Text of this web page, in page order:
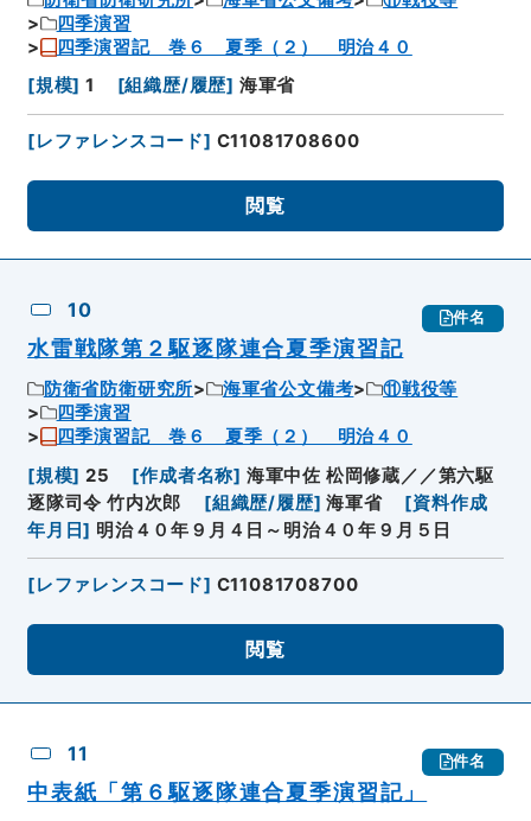
四季演習
四季演習記 巻６ 夏季（２） 明治４０
[規模] 1 [組織歴/履歴] 海軍省
[レファレンスコード] C11081708600
閲覧
10 件名
水雷戦隊第２駆逐隊連合夏季演習記
防衛省防衛研究所 海軍省公文備考
⑪戦役等
四季演習
四季演習記 巻６ 夏季（２） 明治４０
[規模] 25 [作成者名称] 海軍中佐 松岡修蔵／／第六駆
逐隊司令 竹内次郎
[組織歴/履歴] 海軍省 [資料作成
年月日] 明治４０年９月４日～明治４０年９月５日
[レファレンスコード] C11081708700
閲覧
11 件名
中表紙「第６駆逐隊連合夏季演習記」